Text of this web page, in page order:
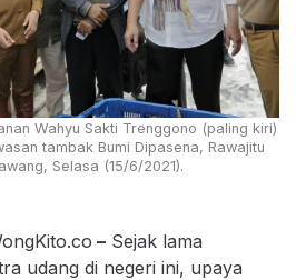
Wahyu Sakti Trenggono (paling kiri)
tambak Bumi Dipasena, Rawajitu
Selasa (15/6/2021).
– Sejak lama
udang di negeri ini, upaya